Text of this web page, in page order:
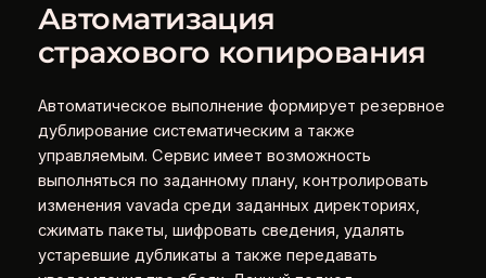
Автоматизация
страхового копирования
Автоматическое выполнение формирует резервное
дублирование систематическим а также
управляемым. Сервис имеет возможность
выполняться по заданному плану, контролировать
изменения vavada среди заданных директориях,
сжимать пакеты, шифровать сведения, удалять
устаревшие дубликаты а также передавать